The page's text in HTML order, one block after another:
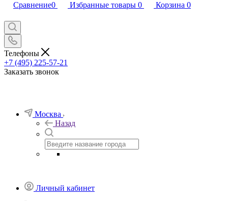
Сравнение0 Избранные товары 0 Корзина 0
Телефоны
+7 (495) 225-57-21
Заказать звонок
Москва
Назад
Личный кабинет